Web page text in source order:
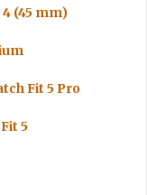
(45 mm)
Fit 5 Pro
5